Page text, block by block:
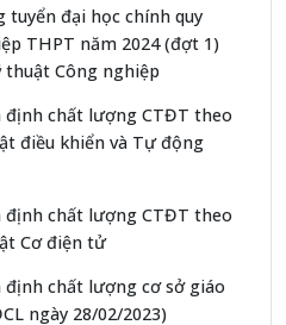
đại học chính quy
THPT năm 2024 (đợt 1)
Công nghiệp
định chất lượng CTĐT theo
điều khiển và Tự động
định chất lượng CTĐT theo
Cơ điện tử
chất lượng cơ sở giáo
ngày 28/02/2023)